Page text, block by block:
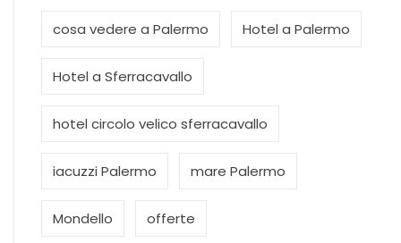
cosa vedere a Palermo Hotel a Palermo
Hotel a Sferracavallo
hotel circolo velico sferracavallo
iacuzzi Palermo mare Palermo
Mondello offerte